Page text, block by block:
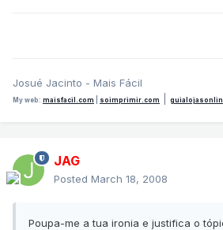
Josué Jacinto - Mais Fácil
My web: maisfacil.com soimprimir.com
JAG
Posted March 18, 2008
Poupa-me a tua ironia e justifica o